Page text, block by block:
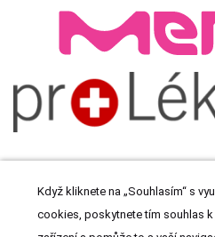
© 2026 Meditorial s.r.o.
Když kliknete na „Souhlasím“ s
cookies, poskytnete tím souhlas k